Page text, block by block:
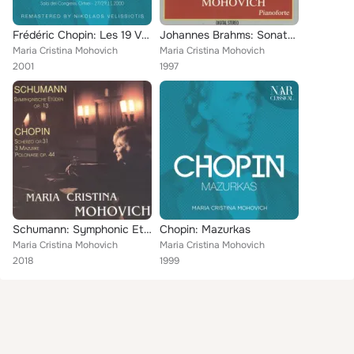
Frédéric Chopin: Les 19 Valses
Maria Cristina Mohovich
2001
Johannes Brahms: Sonata No. 3 / Rapsodie, Op. 79 / Danze ungheresi
Maria Cristina Mohovich
1997
Schumann: Symphonic Etudes, Op. 13 - Chopin: Scherzo, Mazurkas, Polonaise
Maria Cristina Mohovich
2018
Chopin: Mazurkas
Maria Cristina Mohovich
1999